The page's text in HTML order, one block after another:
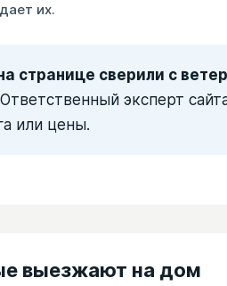
их.
странице сверили с
эксперт
или цены.
выезжают на дом